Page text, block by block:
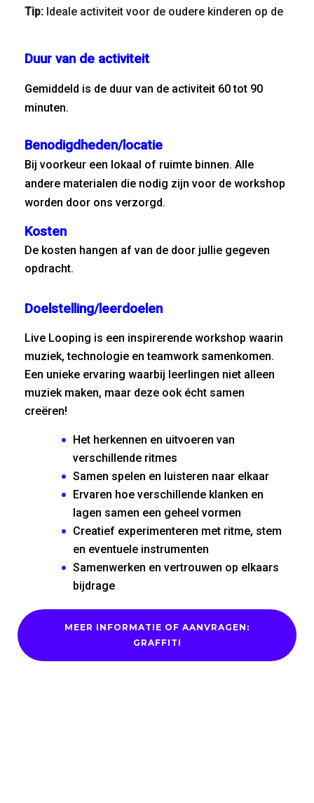
Tip: Ideale activiteit voor de oudere kinderen op de
Duur van de activiteit
Gemiddeld is de duur van de activiteit 60 tot 90
minuten.
Benodigdheden/locatie
Bij voorkeur een lokaal of ruimte binnen. Alle
andere materialen die nodig zijn voor de workshop
worden door ons verzorgd.
Kosten
De kosten hangen af van de door jullie gegeven
opdracht.
Doelstelling/leerdoelen
Live Looping is een inspirerende workshop waarin
muziek, technologie en teamwork samenkomen.
Een unieke ervaring waarbij leerlingen niet alleen
muziek maken, maar deze ook écht samen
creëren!
Het herkennen en uitvoeren van
verschillende ritmes
Samen spelen en luisteren naar elkaar
Ervaren hoe verschillende klanken en
lagen samen een geheel vormen
Creatief experimenteren met ritme, stem
en eventuele instrumenten
Samenwerken en vertrouwen op elkaars
bijdrage
MEER INFORMATIE OF AANVRAGEN:
GRAFFITI